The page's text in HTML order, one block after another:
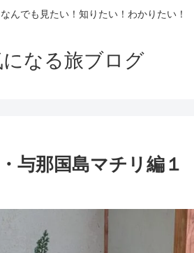
んでも見たい！知りたい！わかりたい！
なる旅ブログ
与那国島マチリ編１